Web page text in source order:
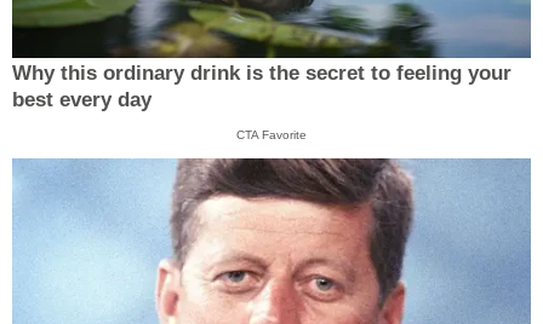
Why this ordinary drink is the secret to feeling your
best every day
CTA Favorite